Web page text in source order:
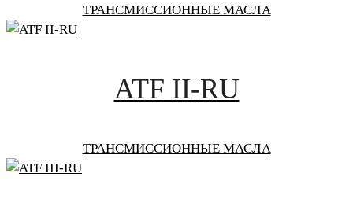
ТРАНСМИССИОННЫЕ МАСЛА
ATF II-RU
ТРАНСМИССИОННЫЕ МАСЛА